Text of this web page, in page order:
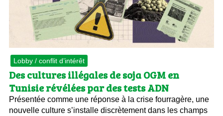
Lobby / conflit d’intérêt
Des cultures illégales de soja OGM en
Tunisie révélées par des tests ADN
Présentée comme une réponse à la crise fourragère, une
nouvelle culture s’installe discrètement dans les champs